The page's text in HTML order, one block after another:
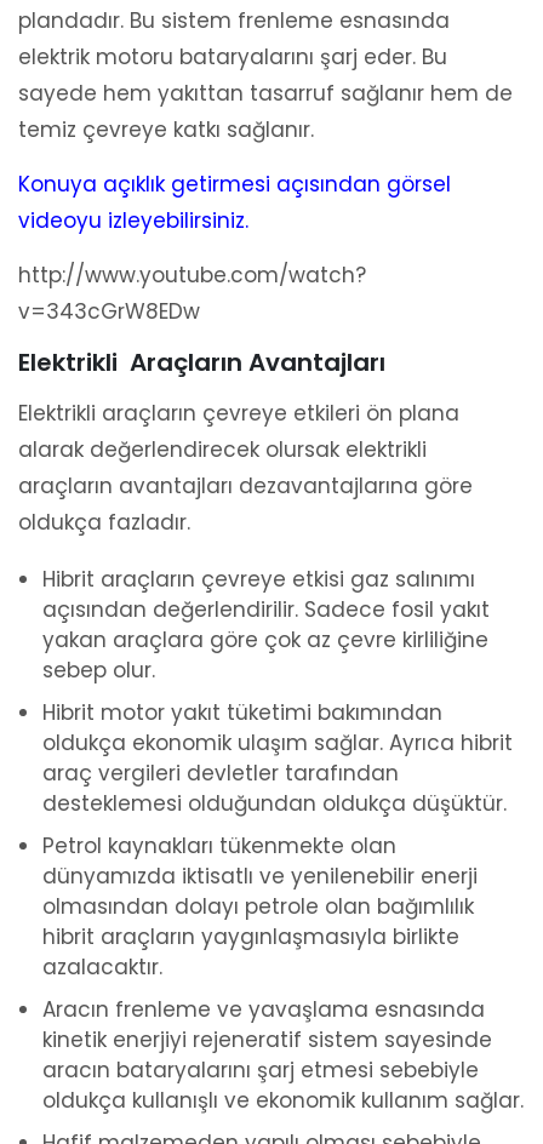
plandadır. Bu sistem frenleme esnasında
elektrik motoru bataryalarını şarj eder. Bu
sayede hem yakıttan tasarruf sağlanır hem de
temiz çevreye katkı sağlanır.
Konuya açıklık getirmesi açısından görsel
videoyu izleyebilirsiniz.
http://www.youtube.com/watch?
v=343cGrW8EDw
Elektrikli Araçların Avantajları
Elektrikli araçların çevreye etkileri ön plana
alarak değerlendirecek olursak elektrikli
araçların avantajları dezavantajlarına göre
oldukça fazladır.
Hibrit araçların çevreye etkisi gaz salınımı
açısından değerlendirilir. Sadece fosil yakıt
yakan araçlara göre çok az çevre kirliliğine
sebep olur.
Hibrit motor yakıt tüketimi bakımından
oldukça ekonomik ulaşım sağlar. Ayrıca hibrit
araç vergileri devletler tarafından
desteklemesi olduğundan oldukça düşüktür.
Petrol kaynakları tükenmekte olan
dünyamızda iktisatlı ve yenilenebilir enerji
olmasından dolayı petrole olan bağımlılık
hibrit araçların yaygınlaşmasıyla birlikte
azalacaktır.
Aracın frenleme ve yavaşlama esnasında
kinetik enerjiyi rejeneratif sistem sayesinde
aracın bataryalarını şarj etmesi sebebiyle
oldukça kullanışlı ve ekonomik kullanım sağlar.